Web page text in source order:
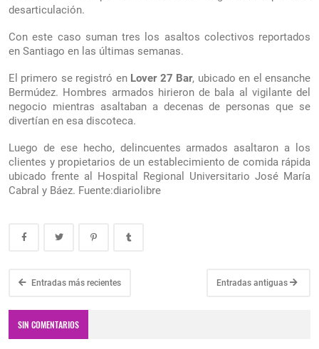
desarticulación.
Con este caso suman tres los asaltos colectivos reportados
en Santiago en las últimas semanas.
El primero se registró enLover 27 Bar, ubicado en el ensanche
Bermúdez. Hombres armados hirieron de bala al vigilante del
negocio mientras asaltaban a decenas de personas que se
divertían en esa discoteca.
Luego de ese hecho, delincuentes armados asaltaron a los
clientes y propietarios de un establecimiento de comida rápida
ubicado frente al Hospital Regional Universitario José María
Cabral y Báez. Fuente:diariolibre
Entradas más recientes Entradas antiguas
SIN COMENTARIOS